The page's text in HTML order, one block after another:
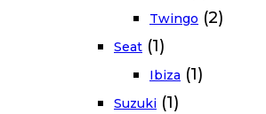
Twingo (2)
Seat (1)
Ibiza (1)
Suzuki (1)